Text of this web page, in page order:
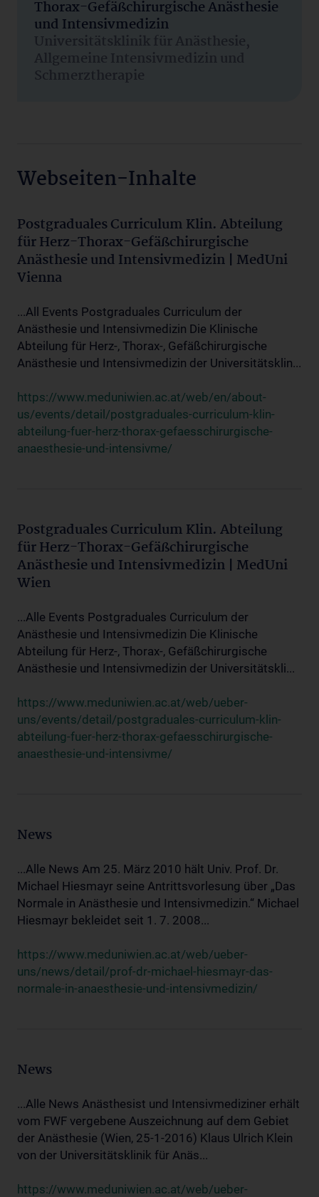
Thorax-Gefäßchirurgische Anästhesie
und Intensivmedizin
Universitätsklinik für Anästhesie,
Allgemeine Intensivmedizin und
Schmerztherapie
Webseiten-Inhalte
Postgraduales Curriculum Klin. Abteilung
für Herz-Thorax-Gefäßchirurgische
Anästhesie und Intensivmedizin | MedUni
Vienna
...All Events Postgraduales Curriculum der
Anästhesie und Intensivmedizin Die Klinische
Abteilung für Herz-, Thorax-, Gefäßchirurgische
Anästhesie und Intensivmedizin der Universitätsklin...
https://www.meduniwien.ac.at/web/en/about-
us/events/detail/postgraduales-curriculum-klin-
abteilung-fuer-herz-thorax-gefaesschirurgische-
anaesthesie-und-intensivme/
Postgraduales Curriculum Klin. Abteilung
für Herz-Thorax-Gefäßchirurgische
Anästhesie und Intensivmedizin | MedUni
Wien
...Alle Events Postgraduales Curriculum der
Anästhesie und Intensivmedizin Die Klinische
Abteilung für Herz-, Thorax-, Gefäßchirurgische
Anästhesie und Intensivmedizin der Universitätskli...
https://www.meduniwien.ac.at/web/ueber-
uns/events/detail/postgraduales-curriculum-klin-
abteilung-fuer-herz-thorax-gefaesschirurgische-
anaesthesie-und-intensivme/
News
...Alle News Am 25. März 2010 hält Univ. Prof. Dr.
Michael Hiesmayr seine Antrittsvorlesung über „Das
Normale in Anästhesie und Intensivmedizin.“ Michael
Hiesmayr bekleidet seit 1. 7. 2008...
https://www.meduniwien.ac.at/web/ueber-
uns/news/detail/prof-dr-michael-hiesmayr-das-
normale-in-anaesthesie-und-intensivmedizin/
News
...Alle News Anästhesist und Intensivmediziner erhält
vom FWF vergebene Auszeichnung auf dem Gebiet
der Anästhesie (Wien, 25-1-2016) Klaus Ulrich Klein
von der Universitätsklinik für Anäs...
https://www.meduniwien.ac.at/web/ueber-